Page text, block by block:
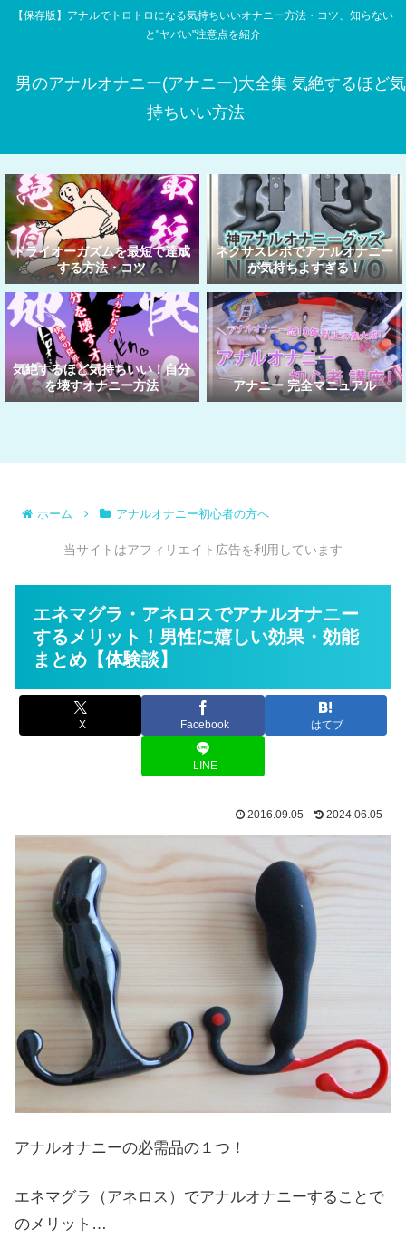
【保存版】アナルでトロトロになる気持ちいいオナニー方法・コツ、知らない
と"ヤバい"注意点を紹介
男のアナルオナニー(アナニー)大全集 気絶するほど気
持ちいい方法
ドライオーガズムを最短で達成
する方法・コツ
ネクサスレボでアナルオナニー
が気持ちよすぎる！
気絶するほど気持ちいい！自分
を壊すオナニー方法
アナニー 完全マニュアル
ホーム アナルオナニー初心者の方へ
当サイトはアフィリエイト広告を利用しています
エネマグラ・アネロスでアナルオナニー
するメリット！男性に嬉しい効果・効能
まとめ【体験談】
X Facebook はてブ
LINE
2016.09.05 2024.06.05
アナルオナニーの必需品の１つ！
エネマグラ（アネロス）でアナルオナニーすることで
のメリット…